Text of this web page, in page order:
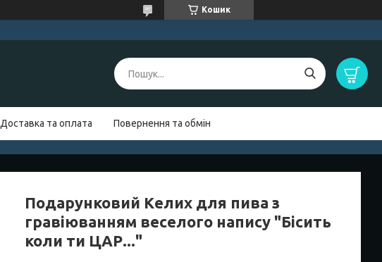
Кошик
Доставка та оплата Повернення та обмін
Подарунковий Келих для пива з
гравіюванням веселого напису "Бісить
коли ти ЦАР..."